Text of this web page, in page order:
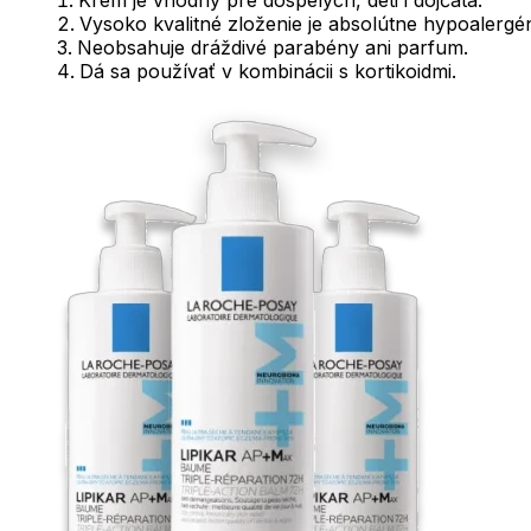
Vysoko kvalitné zloženie je absolútne
Neobsahuje dráždivé parabény ani parfum.
Dá sa používať v kombinácii s kortikoidmi.